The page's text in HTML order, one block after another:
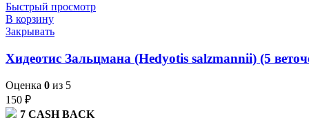
Быстрый просмотр
В корзину
Закрывать
Хидеотис Зальцмана (Hedyotis salzmannii) (5
Оценка 0 из 5
150 ₽
7 CASH BACK